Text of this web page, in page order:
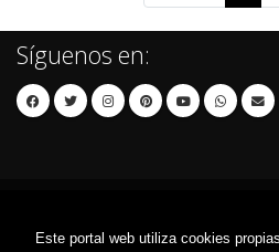
Este portal web utiliza cookies
Síguenos en: